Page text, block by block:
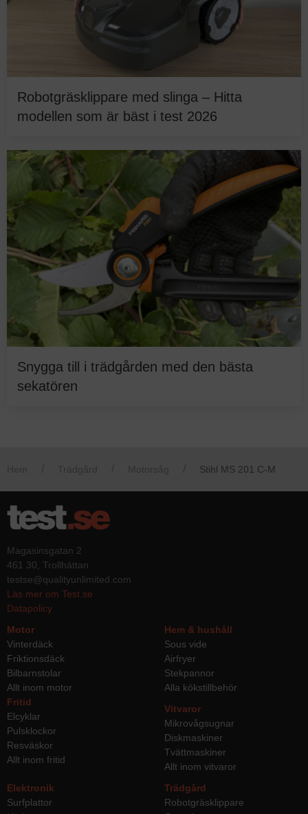
Robotgräsklippare med slinga – Hitta
modellen som är bäst i test 2026
Snygga till i trädgården med den bästa
sekatören
Stihl MS 201 C-M
Magasinsgatan 2
461 30, Trollhättan
testse@qualityunlimited.com
Läs mer om Test.se
Datapolicy
Motor
Vinterdäck
Friktionsdäck
Bilbarnstolar
Allt inom motor
Hem & hushåll
Sous vide
Airfryer
Stekpannor
Alla kökstillbehör
Fritid
Elcyklar
Pulsklockor
Resväskor
Allt inom fritid
Vitvaror
Mikrovågsugnar
Diskmaskiner
Tvättmaskiner
Allt inom vitvaror
Elektronik
Surfplattor
Trädgård
Robotgräsklippare